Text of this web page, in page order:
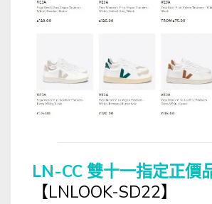
LN-CC 雙十一指定正價
【LNLOOK-SD22】